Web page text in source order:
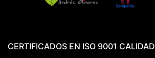
CERTIFICADOS EN ISO 9001 CALIDAD